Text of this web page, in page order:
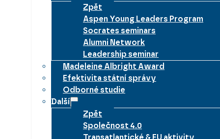
Zpět
Aspen Young Leaders Program
Socrates seminars
Alumni Network
Leadership seminar
Madeleine Albright Award
Efektivita státní správy
Odborné studie
Další
Zpět
Společnost 4.0